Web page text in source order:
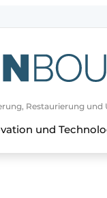
und
Anmeldung
Restaurierung und
und